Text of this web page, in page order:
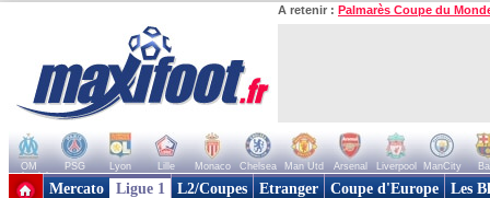
A retenir : Palmarès Coupe du
OM PSG Lyon Lille Monaco Chelsea Man Utd Arsenal Liverpool ManCity
+ de clubs
Mercato Ligue 1 L2/Coupes Etranger Coupe d'Europe Les